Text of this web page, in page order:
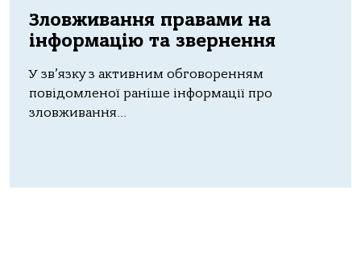
Зловживання правами на
інформацію та звернення
У зв’язку з активним обговоренням
повідомленої раніше інформації про
зловживання...